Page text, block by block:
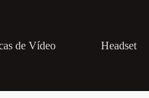
de Vídeo Headset